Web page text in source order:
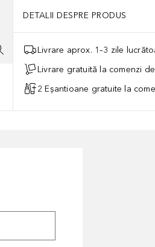
DETALII DESPRE PRODUS
Livrare aprox. 1–3 zile
Livrare gratuită la comenzi
2 Eșantioane gratuite la